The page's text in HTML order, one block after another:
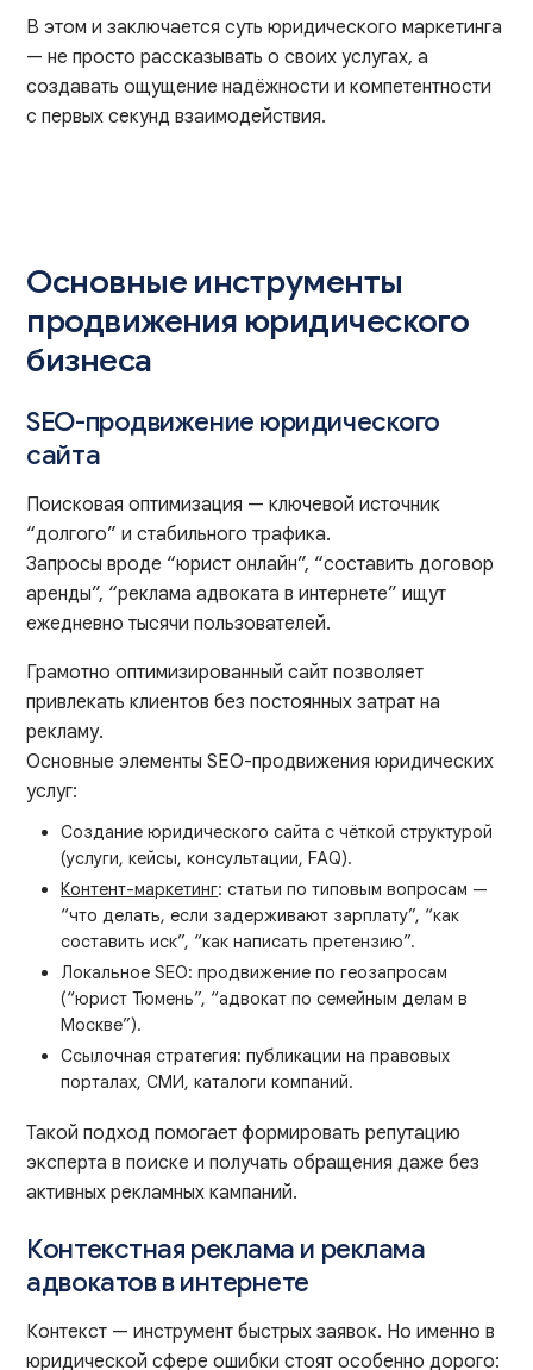
В этом и заключается суть юридического маркетинга
— не просто рассказывать о своих услугах, а
создавать ощущение надёжности и компетентности
с первых секунд взаимодействия.
Основные инструменты
продвижения юридического
бизнеса
SEO-продвижение юридического
сайта
Поисковая оптимизация — ключевой источник
“долгого” и стабильного трафика.
Запросы вроде “юрист онлайн”, “составить договор
аренды”, “реклама адвоката в интернете” ищут
ежедневно тысячи пользователей.
Грамотно оптимизированный сайт позволяет
привлекать клиентов без постоянных затрат на
рекламу.
Основные элементы SEO-продвижения юридических
услуг:
Создание юридического сайта с чёткой структурой
(услуги, кейсы, консультации, FAQ).
Контент-маркетинг: статьи по типовым вопросам —
“что делать, если задерживают зарплату”, “как
составить иск”, “как написать претензию”.
Локальное SEO: продвижение по геозапросам
(“юрист Тюмень”, “адвокат по семейным делам в
Москве”).
Ссылочная стратегия: публикации на правовых
порталах, СМИ, каталоги компаний.
Такой подход помогает формировать репутацию
эксперта в поиске и получать обращения даже без
активных рекламных кампаний.
Контекстная реклама и реклама
адвокатов в интернете
Контекст — инструмент быстрых заявок. Но именно в
юридической сфере ошибки стоят особенно дорого: